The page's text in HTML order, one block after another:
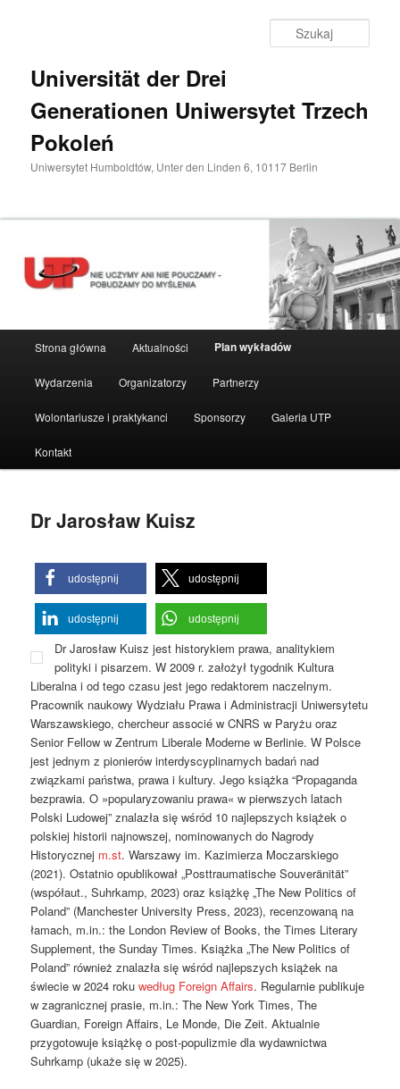
Universität der Drei
Generationen Uniwersytet Trzech
Pokoleń
Uniwersytet Humboldtów, Unter den Linden 6, 10117 Berlin
Strona główna Aktualności Plan wykładów
Wydarzenia Organizatorzy Partnerzy
Wolontariusze i praktykanci Sponsorzy Galeria UTP
Kontakt
Dr Jarosław Kuisz
udostępnij udostępnij
udostępnij udostępnij
Dr Jarosław Kuisz jest historykiem prawa, analitykiem
polityki i pisarzem. W 2009 r. założył tygodnik Kultura
Liberalna i od tego czasu jest jego redaktorem naczelnym.
Pracownik naukowy Wydziału Prawa i Administracji Uniwersytetu
Warszawskiego, chercheur associé w CNRS w Paryżu oraz
Senior Fellow w Zentrum Liberale Moderne w Berlinie. W Polsce
jest jednym z pionierów interdyscyplinarnych badań nad
związkami państwa, prawa i kultury. Jego książka “Propaganda
bezprawia. O »popularyzowaniu prawa« w pierwszych latach
Polski Ludowej” znalazła się wśród 10 najlepszych książek o
polskiej historii najnowszej, nominowanych do Nagrody
Historycznej m.st. Warszawy im. Kazimierza Moczarskiego
(2021). Ostatnio opublikował „Posttraumatische Souveränität”
(współaut., Suhrkamp, 2023) oraz książkę „The New Politics of
Poland” (Manchester University Press, 2023), recenzowaną na
łamach, m.in.: the London Review of Books, the Times Literary
Supplement, the Sunday Times. Książka „The New Politics of
Poland” również znalazła się wśród najlepszych książek na
świecie w 2024 rokuwedług Foreign Affairs. Regularnie publikuje
w zagranicznej prasie, m.in.: The New York Times, The
Guardian, Foreign Affairs, Le Monde, Die Zeit. Aktualnie
przygotowuje książkę o post-populizmie dla wydawnictwa
Suhrkamp (ukaże się w 2025).